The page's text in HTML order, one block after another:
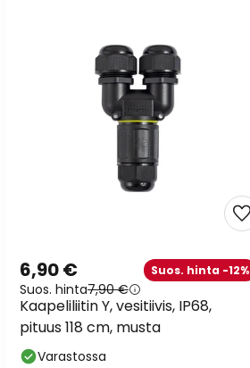
Kaapeliliitin Y, vesitiivis, IP68,
pituus 118 cm, musta
6,90 € Suos. hinta -12%
Suos. hinta7,90 €
Varastossa